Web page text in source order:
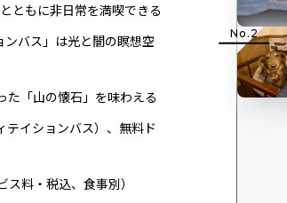
ともに非日常を満喫できる
バス」は光と闇の瞑想空
た「山の懐石」を味わえる
テイションバス）、無料ド
料・税込、食事別）